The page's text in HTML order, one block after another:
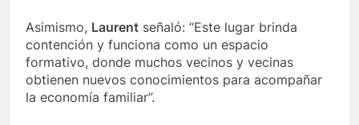
Asimismo, Laurent señaló: “Este lugar brinda
contención y funciona como un espacio
formativo, donde muchos vecinos y vecinas
obtienen nuevos conocimientos para acompañar
la economía familiar”.